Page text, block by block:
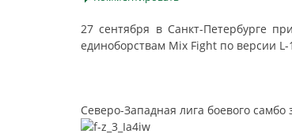
27 сентября в Санкт-Петербурге
единоборствам Mix Fight по версии L-
Северо-Западная лига боевого